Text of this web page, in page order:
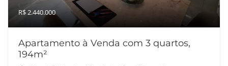
R$ 2.440.000
Apartamento à Venda com 3 quartos,
194m²